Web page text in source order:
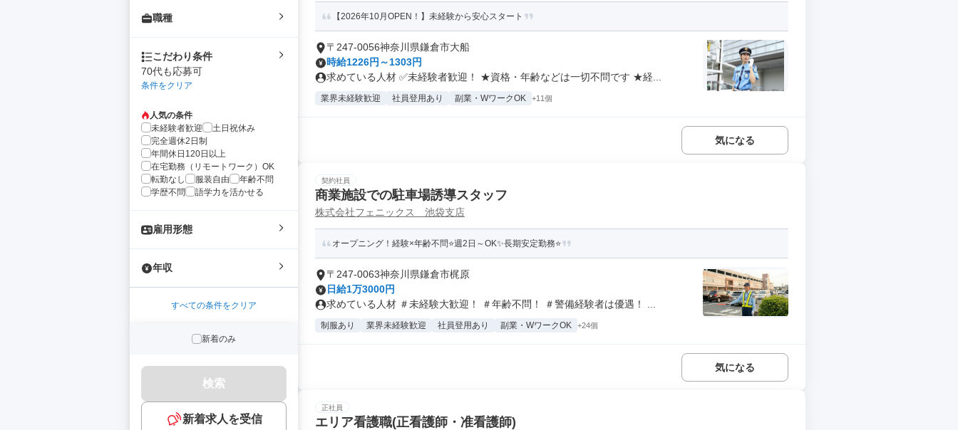
職種
こだわり条件
70代も応募可
条件をクリア
人気の条件
未経験者歓迎
土日祝休み
完全週休2日制
年間休日120日以上
在宅勤務（リモートワーク）OK
転勤なし
服装自由
年齢不問
学歴不問
語学力を活かせる
雇用形態
年収
すべての条件をクリア
新着のみ
検索
新着求人を受信
【2026年10月OPEN！】未経験から安心スタート
〒247-0056神奈川県鎌倉市大船
時給1226円～1303円
求めている人材 ✅未経験者歓迎！ ★資格・年齢などは一切不問です ★経...
業界未経験歓迎 社員登用あり 副業・WワークOK +11個
気になる
契約社員
商業施設での駐車場誘導スタッフ
株式会社フェニックス 池袋支店
オープニング！経験×年齢不問⭐週2日～OK✨長期安定勤務⭐
〒247-0063神奈川県鎌倉市梶原
日給1万3000円
求めている人材 ＃未経験大歓迎！ ＃年齢不問！ ＃警備経験者は優遇！ ...
制服あり 業界未経験歓迎 社員登用あり 副業・WワークOK +24個
気になる
正社員
エリア看護職(正看護師・准看護師)